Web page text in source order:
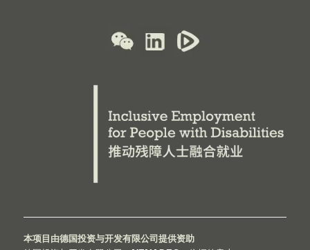
本项目由德国投资与开发有限公司提供资助